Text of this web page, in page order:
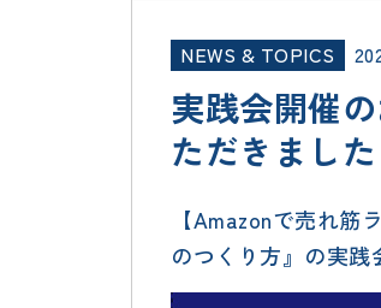
NEWS & TOPICS
実践会開催
ただきました
【Amazonで売れ
のつくり方』の実